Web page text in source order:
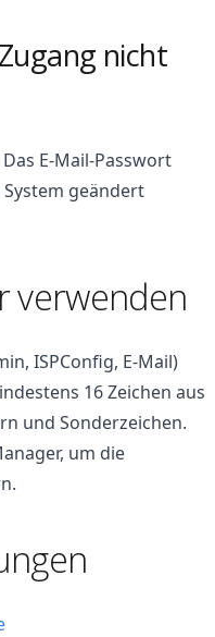
nicht
E-Mail-Passwort
geändert
verwenden
ISPConfig, E-Mail)
16 Zeichen aus
und Sonderzeichen.
um die